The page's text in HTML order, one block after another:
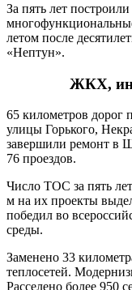
За пять лет
летом после
«Нептун».
ЖКХ,
65 километров дорог
улицы Горького,
завершили ремонт в
76 проездов.
Число ТОС за пять
м на их проекты
победил во
среды.
Заменено 33
теплосетей.
Расселено более 950